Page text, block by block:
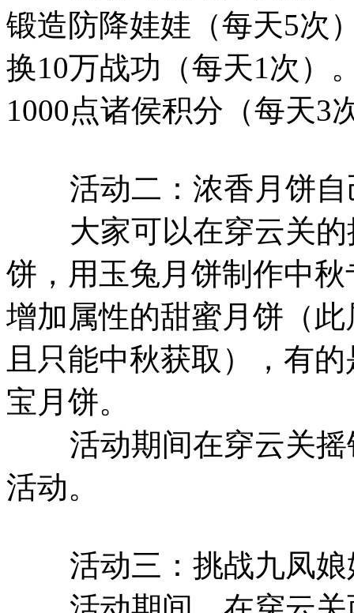
锻造防降娃娃（每天5次
换10万战功（每天1次）
1000点诸侯积分（每天3
活动二：浓香月饼自
大家可以在穿云关的
饼，用玉兔月饼制作中
增加属性的甜蜜月饼（
且只能中秋获取），有
宝月饼。
活动期间在穿云关摇
活动。
活动三：挑战九凤娘